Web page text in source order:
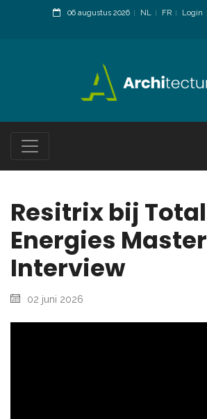
06 augustus 2026 NL FR
Login
Resitrix bij Total
Energies Master
Interview
02 juni 2026